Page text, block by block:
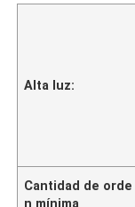
Alta luz:
Cantidad de orde
n mínima